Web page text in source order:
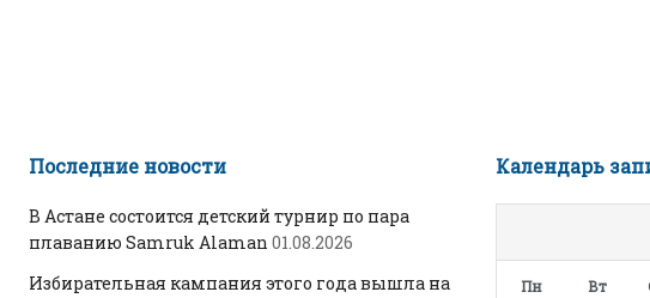
Последние новости
В Астане состоится детский турнир по пара
плаванию Samruk Alaman 01.08.2026
Избирательная кампания этого года вышла на
Календарь
Пн Вт